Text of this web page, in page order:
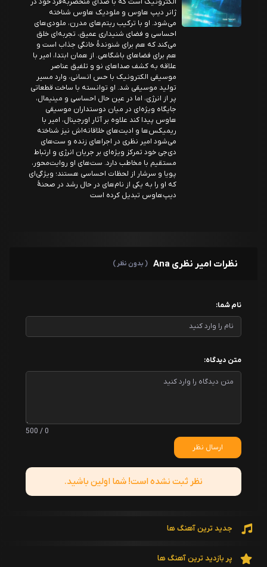
ژانر دیپ هاوس و ملودیک هاوس شناخته
می‌شود. او با ترکیب ریتم‌های مدرن، ملودی‌های
احساسی و فضای شنیداری عمیق، تجربه‌ای خلق
می‌کند که هم برای شنوندهٔ خانگی جذاب است و
هم برای فضاهای باشگاهی. از همان ابتدا، امیر با
علاقه به کشف صداهای نو و تلفیق عناصر
موسیقی الکترونیک با حس انسانی، وارد مسیر
تولید موسیقی شد. او توانسته با ساخت قطعاتی
پر از انرژی، اما در عین حال احساسی و مینیمال،
جایگاه ویژه‌ای در میان دوستداران موسیقی
هاوس پیدا کند علاوه بر آثار اورجینال، امیر با
ریمیکس‌ها و ادیت‌های خلاقانه‌اش نیز شناخته
می‌شود امیر نظری در اجراهای زنده و ست‌های
دی‌جی خود تمرکز ویژه‌ای بر جریان انرژی و ارتباط
مستقیم با مخاطب دارد. ست‌های او روایت‌محور،
پویا و سرشار از لحظات احساسی هستند؛ ویژگی‌ای
که او را به یکی از نام‌های در حال رشد در صحنهٔ
دیپ‌هاوس تبدیل کرده است
نظرات امیر نظری Ana ( بدون نظر )
نام شما:
متن دیدگاه:
0 / 500
ارسال نظر
نظر ثبت نشده است! شما اولین باشید.
جدید ترین آهنگ ها
پر بازدید ترین آهنگ ها